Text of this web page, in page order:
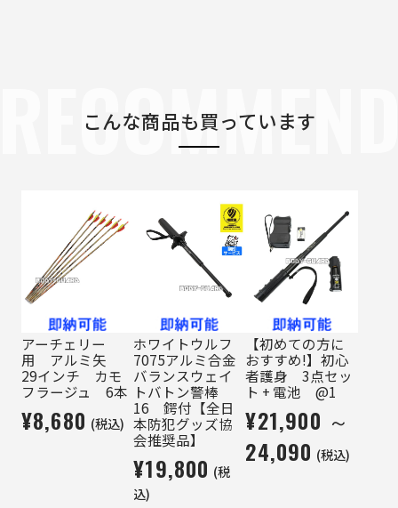
こんな商品も買っています
アーチェリー
用 アルミ矢
29インチ カモ
フラージュ 6本
¥8,680 (税込)
ホワイトウルフ
7075アルミ合金
バランスウェイ
トバトン警棒
16 鍔付【全日
本防犯グッズ協
会推奨品】
¥19,800 (税
込)
【初めての方に
おすすめ!】初心
者護身 3点セッ
ト + 電池 @1
¥21,900 ～
24,090 (税込)